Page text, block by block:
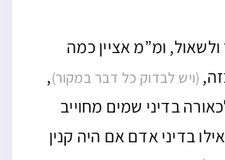
ומ”מ אציין כמה
(ויש לבדוק כל דבר במקור),
בדיני שמים מחוייב
בדיני אדם אם היה קנין